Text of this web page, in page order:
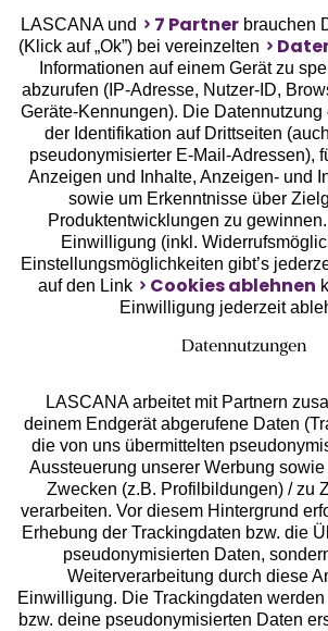
Geprüfte Sicherheit
Unsere Apps
Services
Beratung
Über uns
LASCANA und 7 Partnerbrauchen
(Klick auf „Ok”) bei vereinzelten
Informationen auf einem Gerät zu
abzurufen (IP-Adresse, Nutzer-ID,
Geräte-Kennungen). Die Datennutzung
der Identifikation auf Drittseiten
pseudonymisierter E-Mail-Adressen),
Anzeigen und Inhalte, Anzeigen- und
sowie um Erkenntnisse über
Produktentwicklungen zu
Einwilligung (inkl.
Einstellungsmöglichkeiten gibt’s
auf den Link
Cookies ablehnen
Einwilligung jederzeit
Datennutzungen
LASCANA arbeitet mit Partnern
deinem Endgerät abgerufene Daten
die von uns übermittelten
Aussteuerung unserer Werbung
Zwecken (z.B. Profilbildungen) / zu
verarbeiten. Vor diesem Hintergrund
Erhebung der Trackingdaten bzw. die
pseudonymisierten Daten,
Weiterverarbeitung durch diese
Einwilligung. Die Trackingdaten
bzw. deine pseudonymisierten Daten